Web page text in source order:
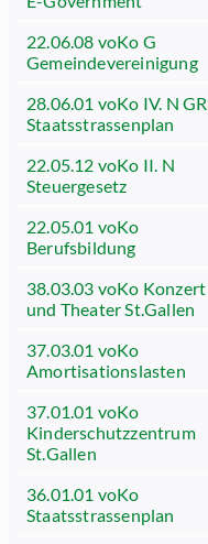
22.06.08 voKo G
Gemeindevereinigung
28.06.01 voKo IV. N
Staatsstrassenplan
22.05.12 voKo II. N
Steuergesetz
22.05.01 voKo
Berufsbildung
38.03.03 voKo Konzert
und Theater St.Gallen
37.03.01 voKo
Amortisationslasten
37.01.01 voKo
Kinderschutzzentrum
St.Gallen
36.01.01 voKo
Staatsstrassenplan